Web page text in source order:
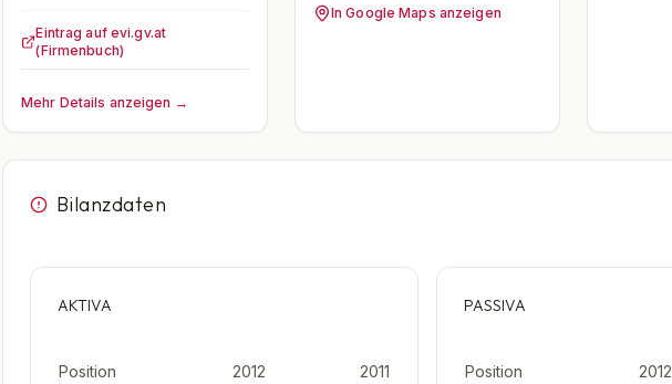
Eintrag auf evi.gv.at
(Firmenbuch)
Mehr Details anzeigen →
In Google Maps anzeigen
Bilanzdaten
AKTIVA
Position 2012 2011
PASSIVA
Position 2012